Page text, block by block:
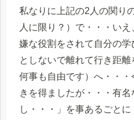
私なりに上記の2人の関り
人に限り？）で・・・い
嫌な役割をされて自分の学
としないで離れて行き距
何事も自由です）へ・・
きを得ましたが・・・有
し・・・」を事あるごと